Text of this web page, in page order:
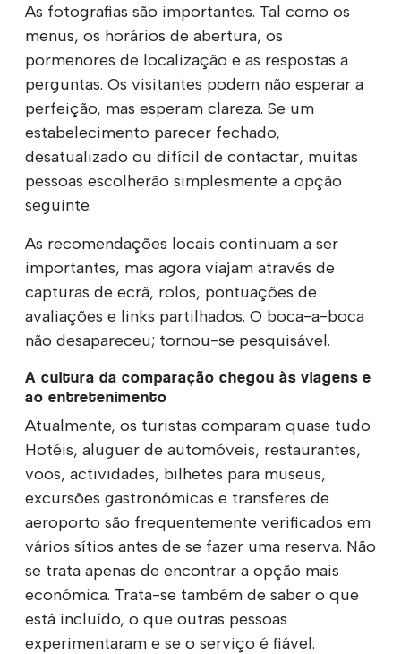
As fotografias são importantes. Tal como os
menus, os horários de abertura, os
pormenores de localização e as respostas a
perguntas. Os visitantes podem não esperar a
perfeição, mas esperam clareza. Se um
estabelecimento parecer fechado,
desatualizado ou difícil de contactar, muitas
pessoas escolherão simplesmente a opção
seguinte.
As recomendações locais continuam a ser
importantes, mas agora viajam através de
capturas de ecrã, rolos, pontuações de
avaliações e links partilhados. O boca-a-boca
não desapareceu; tornou-se pesquisável.
A cultura da comparação chegou às viagens e
ao entretenimento
Atualmente, os turistas comparam quase tudo.
Hotéis, aluguer de automóveis, restaurantes,
voos, actividades, bilhetes para museus,
excursões gastronómicas e transferes de
aeroporto são frequentemente verificados em
vários sítios antes de se fazer uma reserva. Não
se trata apenas de encontrar a opção mais
económica. Trata-se também de saber o que
está incluído, o que outras pessoas
experimentaram e se o serviço é fiável.